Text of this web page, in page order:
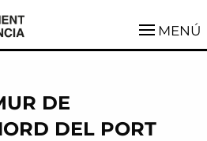
MENÚ
DE
DEL PORT